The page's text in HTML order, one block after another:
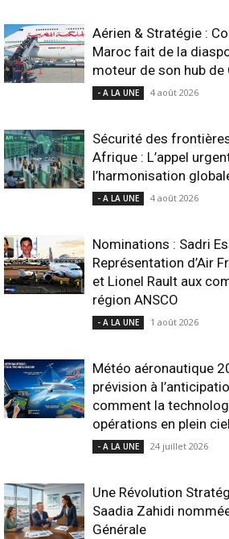
Aérien & Stratégie :
Maroc fait de la
moteur de son hub de
- A LA UNE 4 août 2026
Sécurité des
Afrique : L’appel
l’harmonisation
- A LA UNE 4 août 2026
Nominations : Sadri
Représentation d’Air
et Lionel Rault aux
région ANSCO
- A LA UNE 1 août 2026
Météo aéronautique
prévision à
comment la
opérations en plein
- A LA UNE 24 juillet 2026
Une Révolution
Saadia Zahidi
Générale